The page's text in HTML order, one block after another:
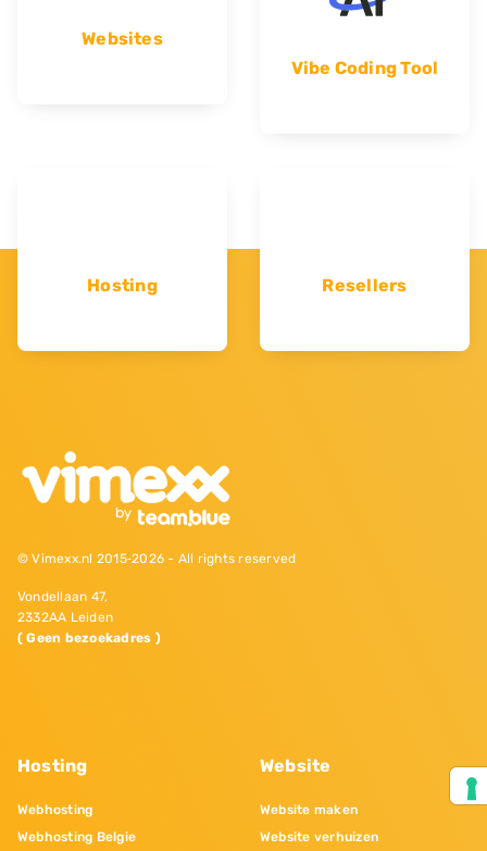
Websites
Vibe Coding Tool
Hosting Resellers
© Vimexx.nl 2015‐2026 - All rights reserved
Vondellaan 47,
2332AA Leiden
( Geen bezoekadres )
Hosting
Webhosting
Webhosting Belgie
Website
Website maken
Website verhuizen